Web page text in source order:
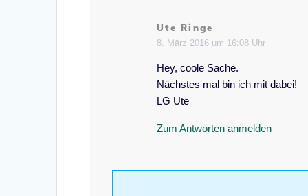
Ute Ringe
8. März 2016 um 16:08 Uhr
Hey, coole Sache.
Nächstes mal bin ich mit dabei!
LG Ute
Zum Antworten anmelden